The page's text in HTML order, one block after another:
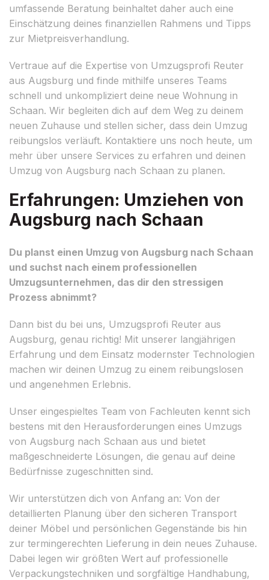
umfassende Beratung beinhaltet daher auch eine
Einschätzung deines finanziellen Rahmens und Tipps
zur Mietpreisverhandlung.
Vertraue auf die Expertise von Umzugsprofi Reuter
aus Augsburg und finde mithilfe unseres Teams
schnell und unkompliziert deine neue Wohnung in
Schaan. Wir begleiten dich auf dem Weg zu deinem
neuen Zuhause und stellen sicher, dass dein Umzug
reibungslos verläuft. Kontaktiere uns noch heute, um
mehr über unsere Services zu erfahren und deinen
Umzug von Augsburg nach Schaan zu planen.
Erfahrungen: Umziehen von
Augsburg nach Schaan
Du planst einen Umzug von Augsburg nach Schaan
und suchst nach einem professionellen
Umzugsunternehmen, das dir den stressigen
Prozess abnimmt?
Dann bist du bei uns, Umzugsprofi Reuter aus
Augsburg, genau richtig! Mit unserer langjährigen
Erfahrung und dem Einsatz modernster Technologien
machen wir deinen Umzug zu einem reibungslosen
und angenehmen Erlebnis.
Unser eingespieltes Team von Fachleuten kennt sich
bestens mit den Herausforderungen eines Umzugs
von Augsburg nach Schaan aus und bietet
maßgeschneiderte Lösungen, die genau auf deine
Bedürfnisse zugeschnitten sind.
Wir unterstützen dich von Anfang an: Von der
detaillierten Planung über den sicheren Transport
deiner Möbel und persönlichen Gegenstände bis hin
zur termingerechten Lieferung in dein neues Zuhause.
Dabei legen wir größten Wert auf professionelle
Verpackungstechniken und sorgfältige Handhabung,